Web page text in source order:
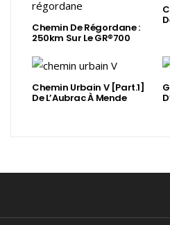
Chemin De Régordane :
250km Sur Le GR®700
Chemin Urbain V [Part.1]
De L’Aubrac À Mende